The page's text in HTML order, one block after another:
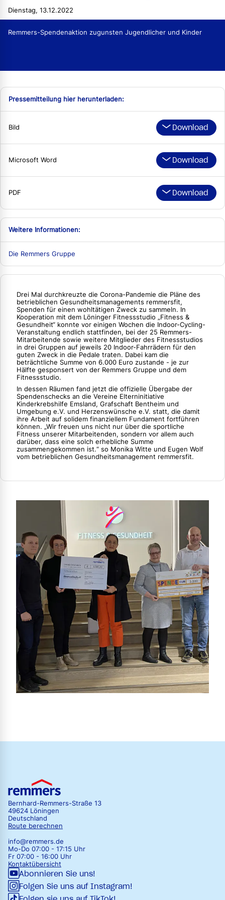
Dienstag, 13.12.2022
Remmers-Spendenaktion zugunsten Jugendlicher und Kinder
Pressemitteilung hier herunterladen:
Bild Download
Microsoft Word Download
PDF Download
Weitere Informationen:
Die Remmers Gruppe
Drei Mal durchkreuzte die Corona-Pandemie die Pläne des
betrieblichen Gesundheitsmanagements remmersfit,
Spenden für einen wohltätigen Zweck zu sammeln. In
Kooperation mit dem Löninger Fitnessstudio „Fitness &
Gesundheit“ konnte vor einigen Wochen die Indoor-Cycling-
Veranstaltung endlich stattfinden, bei der 25 Remmers-
Mitarbeitende sowie weitere Mitglieder des Fitnessstudios
in drei Gruppen auf jeweils 20 Indoor-Fahrrädern für den
guten Zweck in die Pedale traten. Dabei kam die
beträchtliche Summe von 6.000 Euro zustande - je zur
Hälfte gesponsert von der Remmers Gruppe und dem
Fitnessstudio.
In dessen Räumen fand jetzt die offizielle Übergabe der
Spendenschecks an die Vereine Elterninitiative
Kinderkrebshilfe Emsland, Grafschaft Bentheim und
Umgebung e.V. und Herzenswünsche e.V. statt, die damit
ihre Arbeit auf solidem finanziellem Fundament fortführen
können. „Wir freuen uns nicht nur über die sportliche
Fitness unserer Mitarbeitenden, sondern vor allem auch
darüber, dass eine solch erhebliche Summe
zusammengekommen ist.“ so Monika Witte und Eugen Wolf
vom betrieblichen Gesundheitsmanagement remmersfit.
Bernhard-Remmers-Straße 13
49624 Löningen
Deutschland
Route berechnen
info@remmers.de
Mo-Do 07:00 - 17:15 Uhr
Fr 07:00 - 16:00 Uhr
Kontaktübersicht
Abonnieren Sie uns!
Folgen Sie uns auf Instagram!